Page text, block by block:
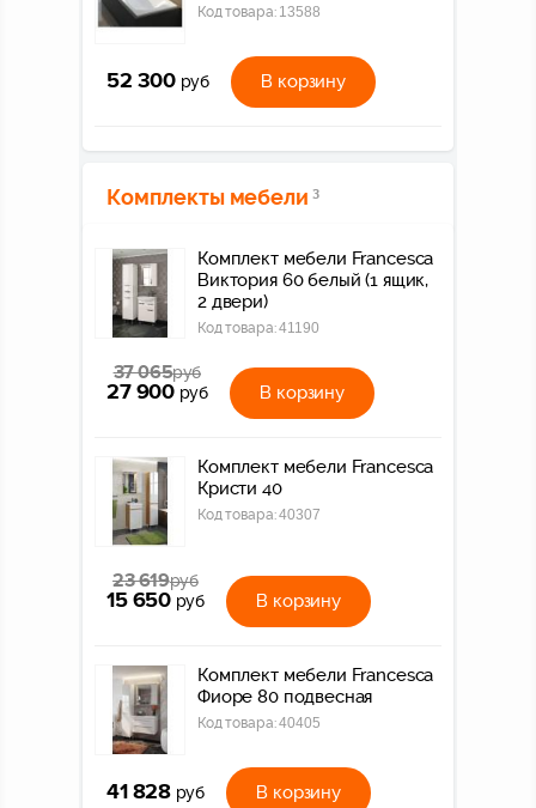
Код товара: 13588
52 300 руб В корзину
Комплекты мебели 3
Комплект мебели Francesca
Виктория 60 белый (1 ящик,
2 двери)
Код товара:41190
37 065руб
27 900 руб В корзину
Комплект мебели Francesca
Кристи 40
Код товара:40307
23 619руб
15 650 руб В корзину
Комплект мебели Francesca
Фиоре 80 подвесная
Код товара:40405
41 828 руб В корзину